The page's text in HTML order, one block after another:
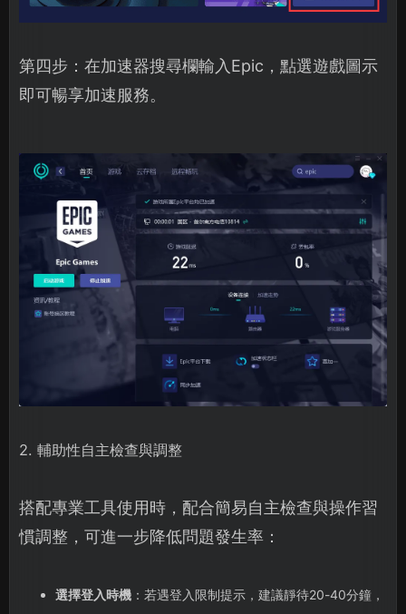
第四步：在加速器搜尋欄輸入Epic，點選遊戲圖示
即可暢享加速服務。
2. 輔助性自主檢查與調整
搭配專業工具使用時，配合簡易自主檢查與操作習
慣調整，可進一步降低問題發生率：
選擇登入時機：若遇登入限制提示，建議靜待20-40分鐘，